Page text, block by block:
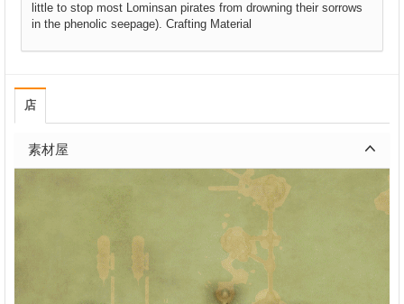
little to stop most Lominsan pirates from drowning their sorrows
in the phenolic seepage). Crafting Material
店
素材屋